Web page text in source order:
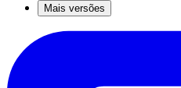
Mais versões